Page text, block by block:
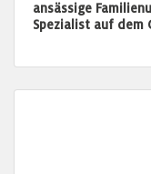
ansässige
Spezialist auf dem